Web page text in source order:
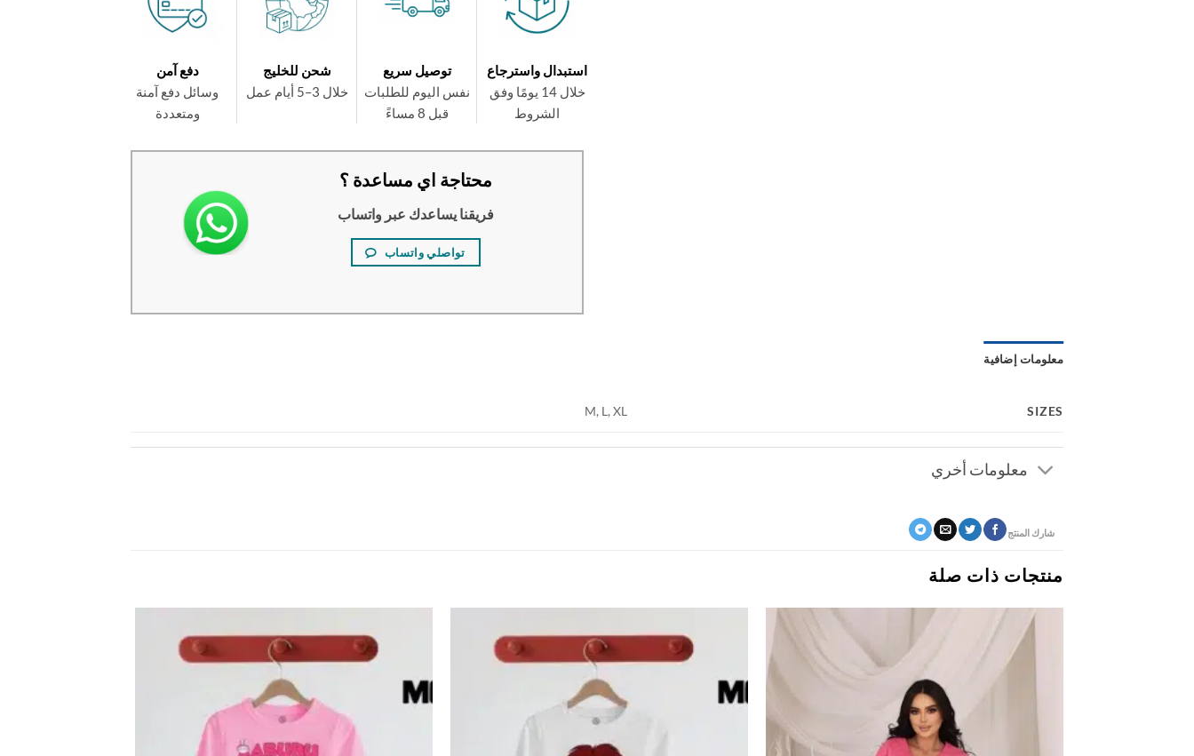
استبدال واسترجاع
خلال 14 يومًا وفق
الشروط
توصيل سريع
نفس اليوم للطلبات
قبل 8 مساءً
شحن للخليج
خلال 3–5 أيام عمل
دفع آمن
وسائل دفع آمنة
ومتعددة
محتاجة اي مساعدة ؟
فريقنا يساعدك عبر واتساب
تواصلي واتساب
معلومات إضافية
SIZES
M, L, XL
معلومات أخري
شارك المنتج
منتجات ذات صلة
اضف